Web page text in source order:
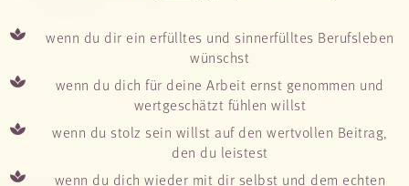
wenn du dir ein erfülltes und sinnerfülltes Berufsleben
wünschst
wenn du dich für deine Arbeit ernst genommen und
wertgeschätzt fühlen willst
wenn du stolz sein willst auf den wertvollen Beitrag,
den du leistest
wenn du dich wieder mit dir selbst und dem echten